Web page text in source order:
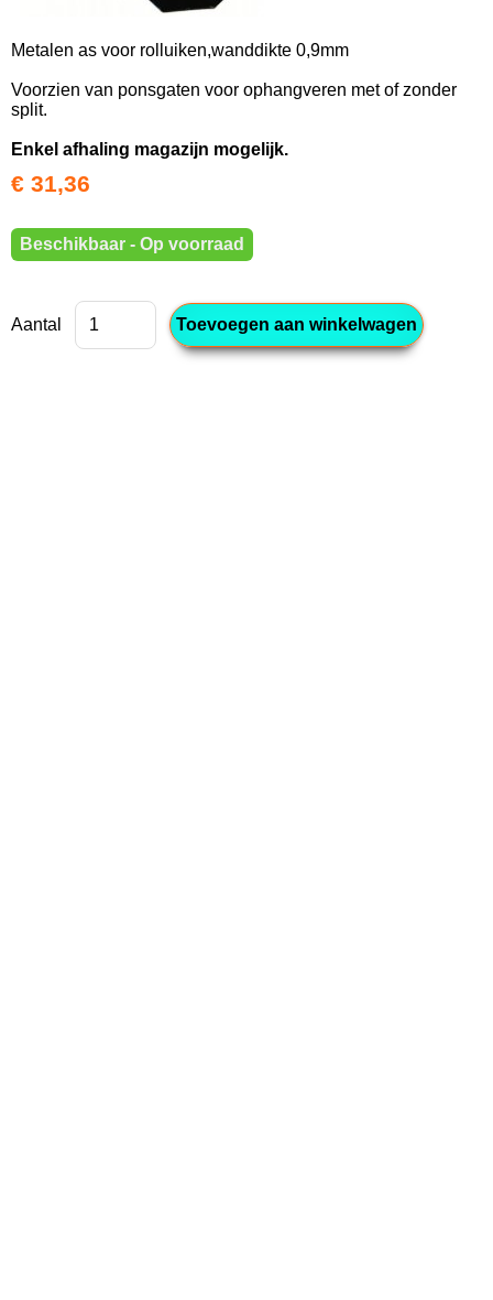
Metalen as voor rolluiken,wanddikte 0,9mm
Voorzien van ponsgaten voor ophangveren met of zonder
split.
Enkel afhaling magazijn mogelijk.
€ 31,36
Beschikbaar - Op voorraad
Aantal